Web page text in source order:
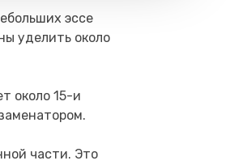
эссе
уделить около
около 15-и
части. Это